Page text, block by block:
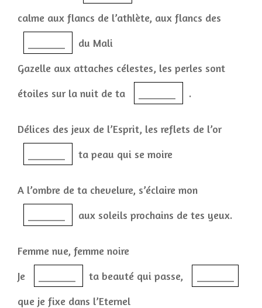
calme aux flancs de l’athlète, aux flancs des
du Mali
Gazelle aux attaches célestes, les perles sont
étoiles sur la nuit de ta
.
Délices des jeux de l’Esprit, les reflets de l’or
ta peau qui se moire
A l’ombre de ta chevelure, s’éclaire mon
aux soleils prochains de tes yeux.
Femme nue, femme noire
Je
ta beauté qui passe,
que je fixe dans l’Eternel